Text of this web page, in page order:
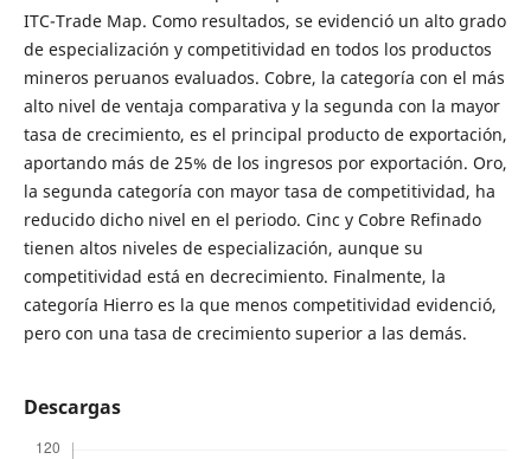
ITC-Trade Map. Como resultados, se evidenció un alto grado
de especialización y competitividad en todos los productos
mineros peruanos evaluados. Cobre, la categoría con el más
alto nivel de ventaja comparativa y la segunda con la mayor
tasa de crecimiento, es el principal producto de exportación,
aportando más de 25% de los ingresos por exportación. Oro,
la segunda categoría con mayor tasa de competitividad, ha
reducido dicho nivel en el periodo. Cinc y Cobre Refinado
tienen altos niveles de especialización, aunque su
competitividad está en decrecimiento. Finalmente, la
categoría Hierro es la que menos competitividad evidenció,
pero con una tasa de crecimiento superior a las demás.
Descargas